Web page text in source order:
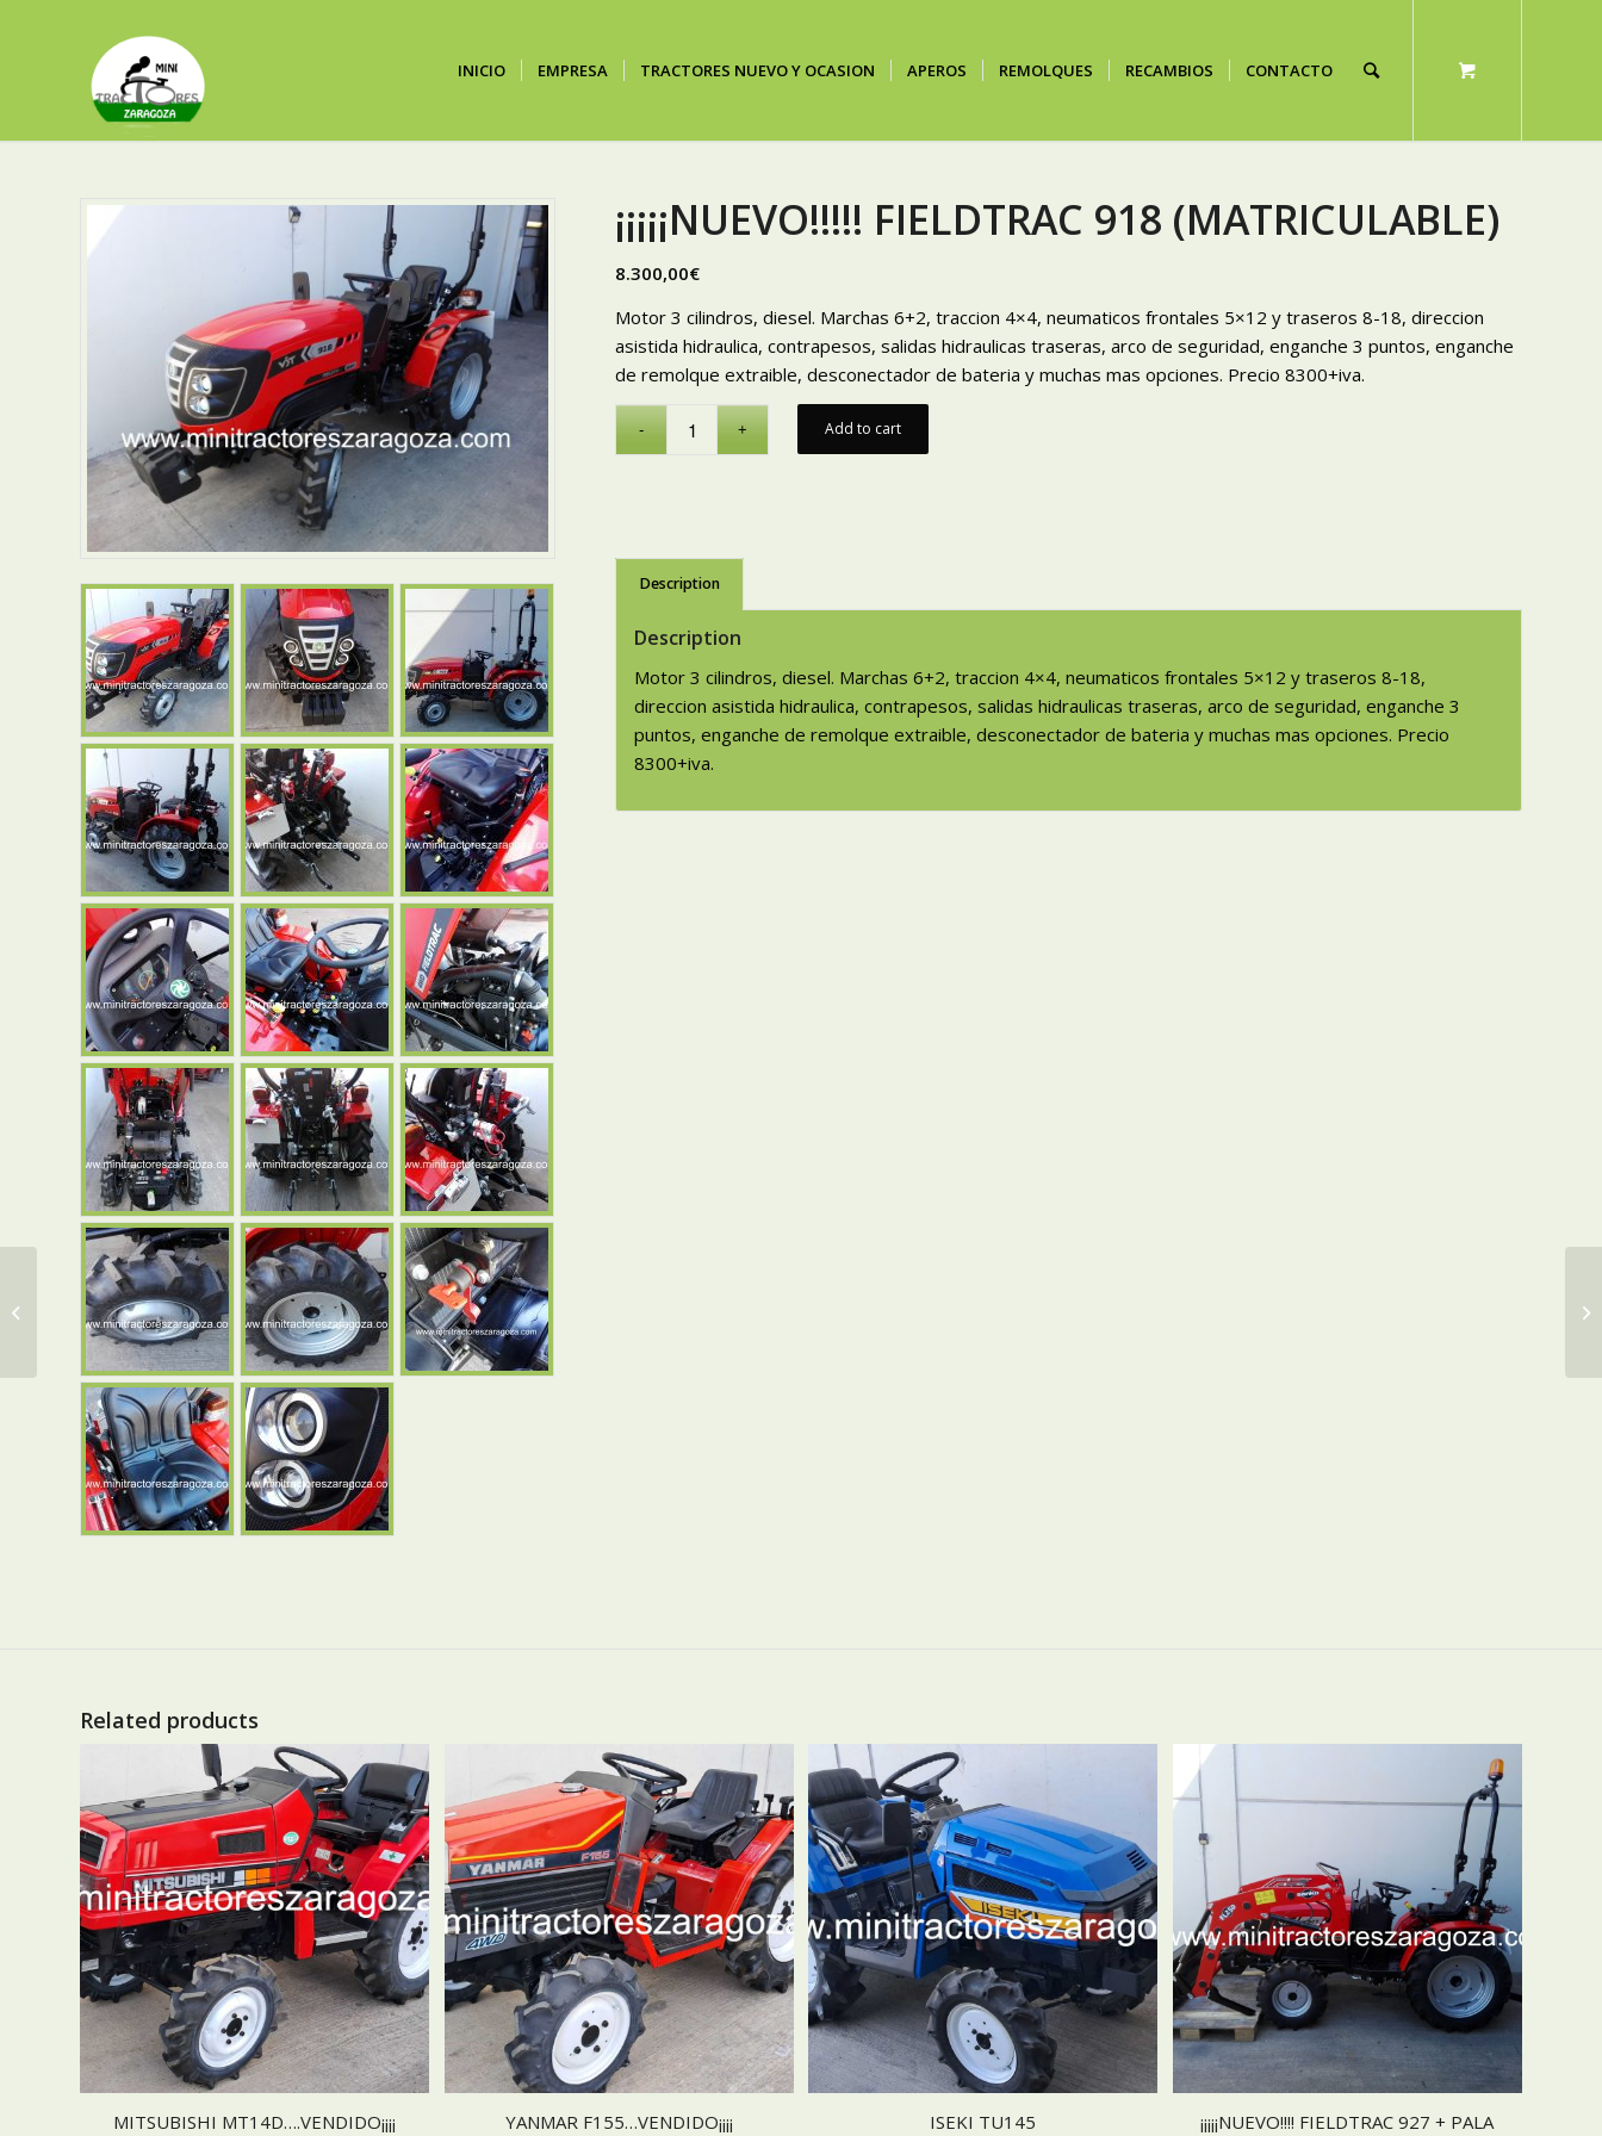
INICIO EMPRESA TRACTORES NUEVO Y OCASION APEROS REMOLQUES RECAMBIOS CONTACTO
¡¡¡¡¡NUEVO!!!!! FIELDTRAC 918 (MATRICULABLE)
8.300,00€
Motor 3 cilindros, diesel. Marchas 6+2, traccion 4×4, neumaticos frontales 5×12 y traseros 8-18, direccion
asistida hidraulica, contrapesos, salidas hidraulicas traseras, arco de seguridad, enganche 3 puntos, enganche
de remolque extraible, desconectador de bateria y muchas mas opciones. Precio 8300+iva.
Add to cart
Description
Description
Motor 3 cilindros, diesel. Marchas 6+2, traccion 4×4, neumaticos frontales 5×12 y traseros 8-18,
direccion asistida hidraulica, contrapesos, salidas hidraulicas traseras, arco de seguridad, enganche 3
puntos, enganche de remolque extraible, desconectador de bateria y muchas mas opciones. Precio
8300+iva.
Related products
MITSUBISHI MT14D….VENDIDO¡¡¡¡ YANMAR F155…VENDIDO¡¡¡¡ ISEKI TU145
¡¡¡¡¡NUEVO!!!! FIELDTRAC 927 + PALA
¡¡¡¡NUEVO!!! FIELDTRAC
927 MATRICULABLE